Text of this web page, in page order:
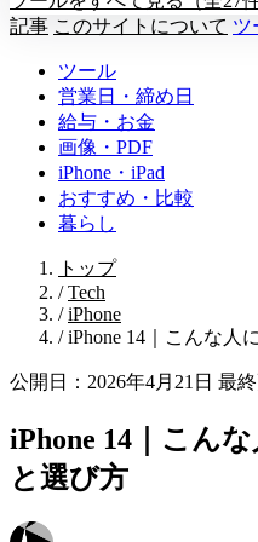
記事 このサイトについて ツ
ツール
営業日・締め日
給与・お金
画像・PDF
iPhone・iPad
おすすめ・比較
暮らし
トップ
/ Tech
/ iPhone
/ iPhone 14｜こんな人
公開日：2026年4月21日 最
iPhone 14｜こん
と選び方